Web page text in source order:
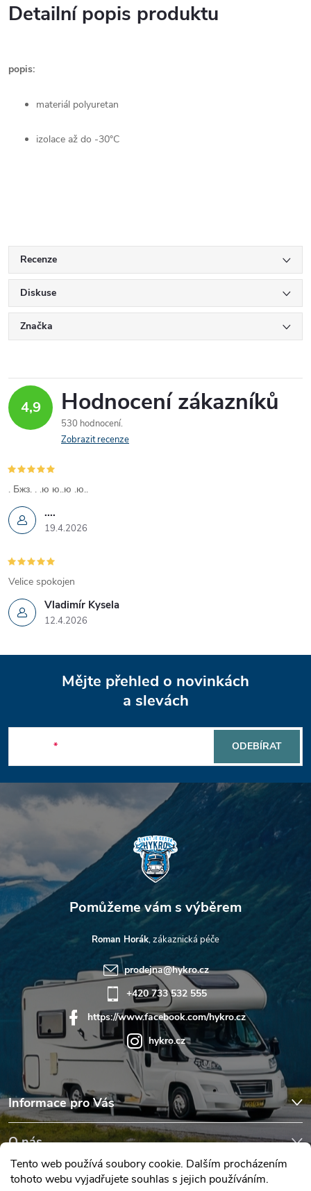
Tento web používá soubory cookie. Dalším procházením
tohoto webu vyjadřujete souhlas s jejich používáním.
Detailní popis produktu
popis:
materiál polyuretan
izolace až do -30°C
Recenze
Diskuse
Značka
4,9 Hodnocení zákazníků
530 hodnocení
Zobrazit recenze
....
19.4.2026
. Бжз. . .ю ю..ю .ю..
Vladimír Kysela
12.4.2026
Velice spokojen
p
a
t
í
Mějte přehled o novinkách
a slevách
ODEBÍRAT
Informace pro Vás
O nás
Hodnocení obchodu
Roman Horák
prodejna@hykro.cz
+420 733 532 555
https://www.facebook.com/hykro.cz
hykro.cz